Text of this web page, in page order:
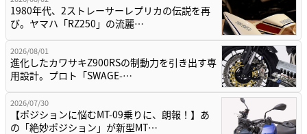
1980年代、2ストレーサーレプリカの伝説を再
び。ヤマハ「RZ250」の流麗…
2026/08/01
進化したカワサキZ900RSの制動力を引き出す専
用設計。プロト「SWAGE-…
2026/07/30
【ポジションに悩むMT-09乗りに、朗報！】あ
の「絶妙ポジション」が新型MT…